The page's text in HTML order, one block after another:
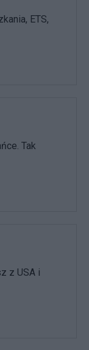
ETS,
Tak
z USA i